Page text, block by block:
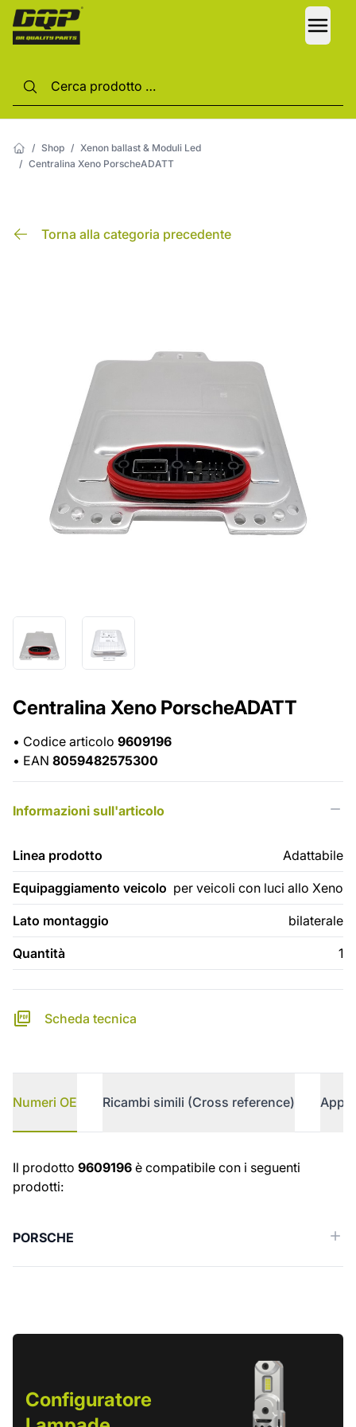
/ Shop / Xenon ballast & Moduli Led
/ Centralina Xeno PorscheADATT
Torna alla categoria precedente
Centralina Xeno PorscheADATT
• Codice articolo 9609196
• EAN 8059482575300
Informazioni sull'articolo
Linea prodotto Adattabile
Equipaggiamento veicolo per veicoli con luci allo Xeno
Lato montaggio bilaterale
Quantità 1
Scheda tecnica
Numeri OE Ricambi simili (Cross reference)
Numeri OE
Il prodotto 9609196 è compatibile con i seguenti
prodotti:
PORSCHE
Configuratore